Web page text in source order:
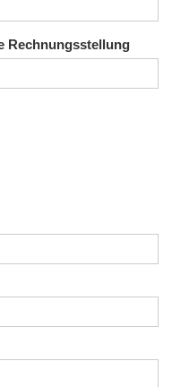
Rechnungsstellung